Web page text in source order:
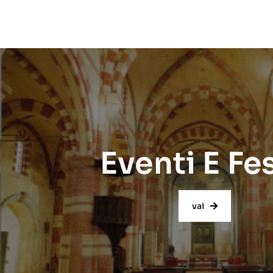
Eventi E
vai